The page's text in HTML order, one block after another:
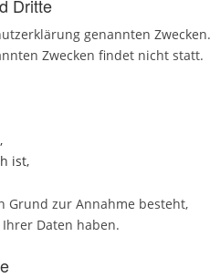
Dritte
genannten Zwecken.
Zwecken findet nicht statt.
ist,
Grund zur Annahme besteht,
Daten haben.